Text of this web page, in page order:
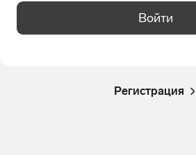
Войти
Регистрация